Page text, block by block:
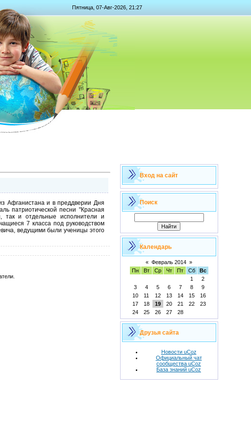
Пятница, 07-Авг-2026, 21:27
Афганистана и в преддверии Дня
патриотической песни "Красная
так и отдельные исполнители и
7 класса под руководством
ведущими были ученицы этого
Вход на сайт
Поиск
Календарь
« Февраль 2014 »
Пн
Вт Ср Чт Пт Сб
Вс
1
2
3
4 5 6 7 8
9
10
11 12 13 14 15
16
17
18 19 20 21 22
23
24
25 26 27 28
Друзья сайта
Новости uCoz
Официальный чат
сообщества uCoz
База знаний uCoz